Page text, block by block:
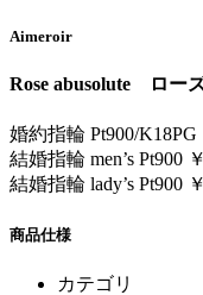
Aimeroir
Rose abusolute ロー
婚約指輪 Pt900/
結婚指輪 men’s Pt900
結婚指輪 lady’s Pt900
商品仕様
カテゴリ